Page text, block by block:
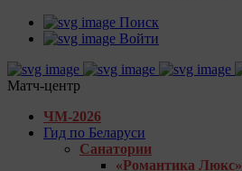
Поиск
Войти
Матч-центр
ЧМ-2026
Гид по Беларуси
Санатории
«Романтика Люкс»